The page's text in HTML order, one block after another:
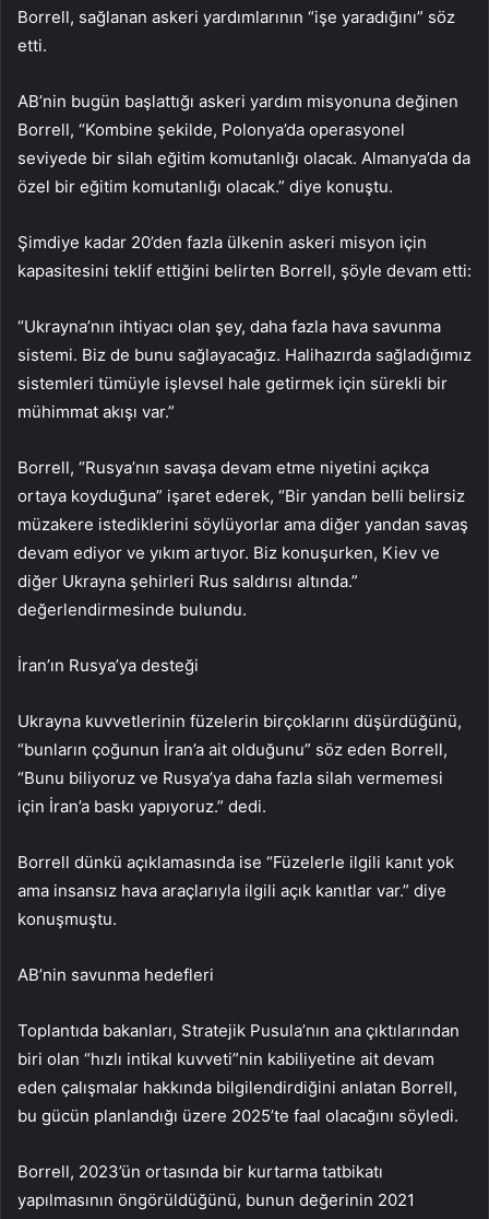
Borrell, sağlanan askeri yardımlarının “işe yaradığını” söz
etti.
AB’nin bugün başlattığı askeri yardım misyonuna değinen
Borrell, “Kombine şekilde, Polonya’da operasyonel
seviyede bir silah eğitim komutanlığı olacak. Almanya’da da
özel bir eğitim komutanlığı olacak.” diye konuştu.
Şimdiye kadar 20’den fazla ülkenin askeri misyon için
kapasitesini teklif ettiğini belirten Borrell, şöyle devam etti:
“Ukrayna’nın ihtiyacı olan şey, daha fazla hava savunma
sistemi. Biz de bunu sağlayacağız. Halihazırda sağladığımız
sistemleri tümüyle işlevsel hale getirmek için sürekli bir
mühimmat akışı var.”
Borrell, “Rusya’nın savaşa devam etme niyetini açıkça
ortaya koyduğuna” işaret ederek, “Bir yandan belli belirsiz
müzakere istediklerini söylüyorlar ama diğer yandan savaş
devam ediyor ve yıkım artıyor. Biz konuşurken, Kiev ve
diğer Ukrayna şehirleri Rus saldırısı altında.”
değerlendirmesinde bulundu.
İran’ın Rusya’ya desteği
Ukrayna kuvvetlerinin füzelerin birçoklarını düşürdüğünü,
“bunların çoğunun İran’a ait olduğunu” söz eden Borrell,
“Bunu biliyoruz ve Rusya’ya daha fazla silah vermemesi
için İran’a baskı yapıyoruz.” dedi.
Borrell dünkü açıklamasında ise “Füzelerle ilgili kanıt yok
ama insansız hava araçlarıyla ilgili açık kanıtlar var.” diye
konuşmuştu.
AB’nin savunma hedefleri
Toplantıda bakanları, Stratejik Pusula’nın ana çıktılarından
biri olan “hızlı intikal kuvveti”nin kabiliyetine ait devam
eden çalışmalar hakkında bilgilendirdiğini anlatan Borrell,
bu gücün planlandığı üzere 2025’te faal olacağını söyledi.
Borrell, 2023’ün ortasında bir kurtarma tatbikatı
yapılmasının öngörüldüğünü, bunun değerinin 2021